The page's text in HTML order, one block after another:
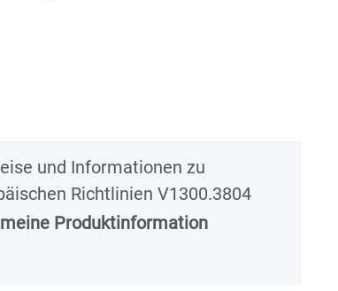
und Informationen zu
Richtlinien V1300.3804
Produktinformation